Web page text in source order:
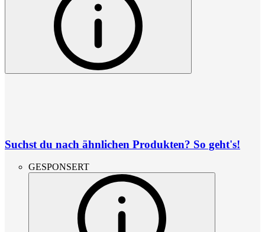
Suchst du nach ähnlichen Produkten? So geht's!
GESPONSERT